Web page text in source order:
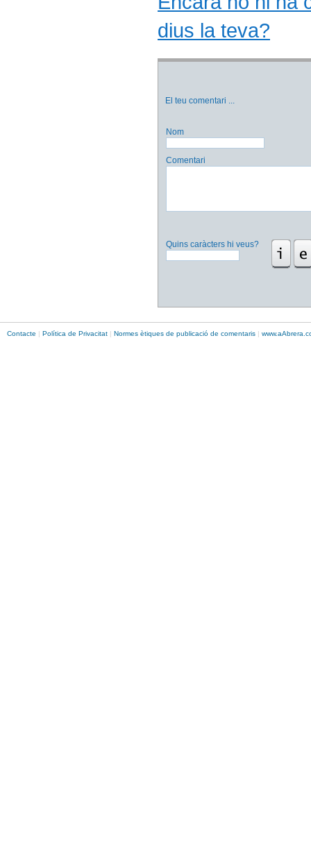
dius la teva?
El teu comentari ...
Nom
Comentari
Quins caràcters hi veus?
Contacte | Política de Privacitat | Normes ètiques de publicació de comentaris | www.aAbrera